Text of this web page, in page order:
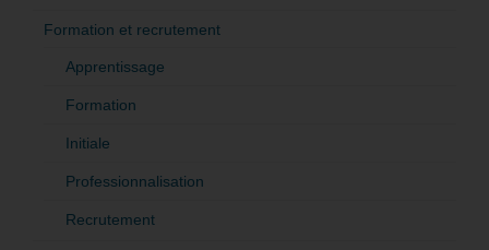
Formation et recrutement
Apprentissage
Formation
Initiale
Professionnalisation
Recrutement